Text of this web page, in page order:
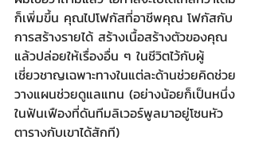
ก็เพิ่มขึ้น คุณไปโฟกัสที่อาชีพคุณ โฟกัสกับ
การสร้างรายได้ สร้างเนื้อสร้างตัวของคุณ
แล้วปล่อยให้เรื่องอื่น ๆ ในชีวิตไว้กับผู้
เชี่ยวชาญเฉพาะทางในแต่ละด้านช่วยคิดช่วย
วางแผนช่วยดูแลแทน (อย่างน้อยก็เป็นหนึ่ง
ในฟันเฟืองที่ดันทีมลิเวอร์พูลมาอยู่โซนหัว
ตารางกับเขาได้สักที)